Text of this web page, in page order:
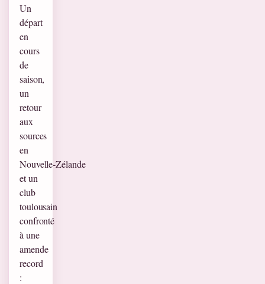
Un
départ
en
cours
de
saison,
un
retour
aux
sources
en
Nouvelle‑Zélande
et un
club
toulousain
confronté
à une
amende
record
: